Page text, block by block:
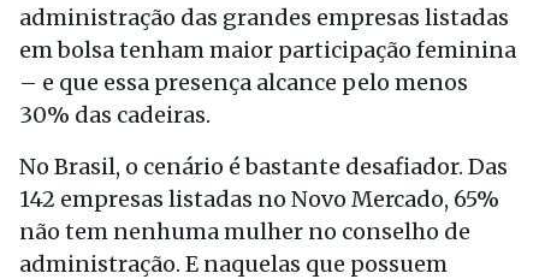
administração das grandes empresas listadas
em bolsa tenham maior participação feminina
– e que essa presença alcance pelo menos
30% das cadeiras.
No Brasil, o cenário é bastante desafiador. Das
142 empresas listadas no Novo Mercado, 65%
não tem nenhuma mulher no conselho de
administração. E naquelas que possuem